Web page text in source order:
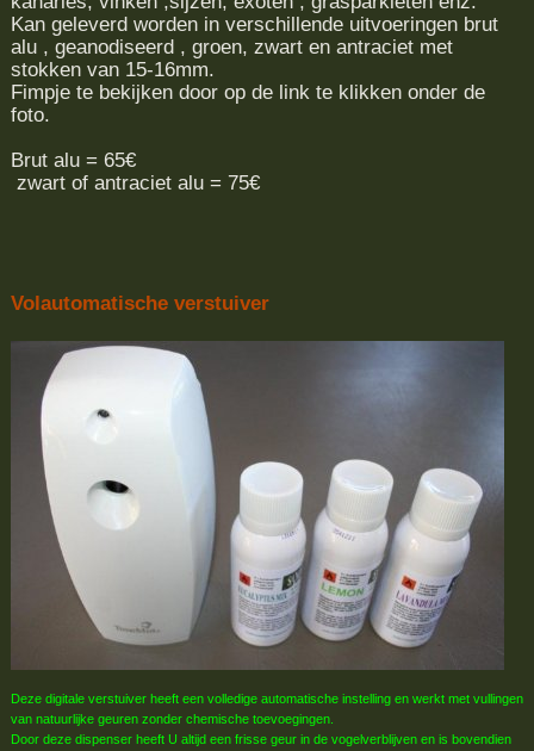
Kan geleverd worden in verschillende uitvoeringen brut
alu , geanodiseerd , groen, zwart en antraciet met
stokken van 15-16mm.
Fimpje te bekijken door op de link te klikken onder de
foto.
Brut alu = 65€
zwart of antraciet alu = 75€
Volautomatische verstuiver
Deze digitale verstuiver heeft een volledige automatische instelling en werkt met vullingen
van natuurlijke geuren zonder chemische toevoegingen.
Door deze dispenser heeft U altijd een frisse geur in de vogelverblijven en is bovendien